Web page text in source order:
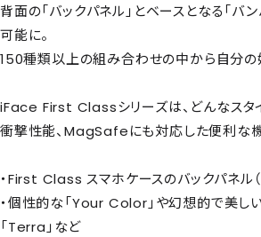
背面の「バックパネル」とベースとなる「
可能に。
150種類以上の組み合わせの中から自分の
iFace First Classシリーズは、どんなスタ
衝撃性能、MagSafeにも対応した便利な
・First Class スマホケースのバックパネル
・個性的な「Your Color」や幻想的で美しい
「Terra」など